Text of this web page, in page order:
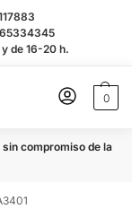
de 16-20 h.
0
compromiso de la